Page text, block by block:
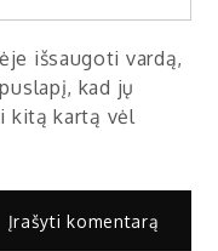
išsaugoti vardą,
kad jų
kitą kartą vėl